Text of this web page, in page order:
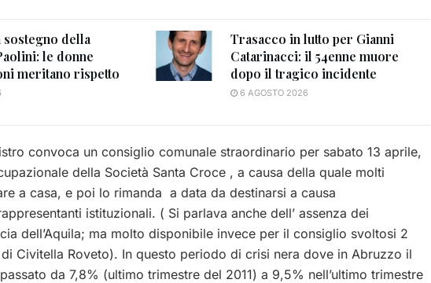
sostegno della
le donne
meritano rispetto
Trasacco in lutto per Gianni
Catarinacci: il 54enne muore
dopo il tragico incidente
6 AGOSTO 2026
convoca un consiglio comunale straordinario per sabato 13 aprile,
della Società Santa Croce , a causa della quale molti
a casa, e poi lo rimanda a data da destinarsi a causa
istituzionali. ( Si parlava anche dell’ assenza dei
dell’Aquila; ma molto disponibile invece per il consiglio svoltosi 2
Civitella Roveto). In questo periodo di crisi nera dove in Abruzzo il
da 7,8% (ultimo trimestre del 2011) a 9,5% nell’ultimo trimestre